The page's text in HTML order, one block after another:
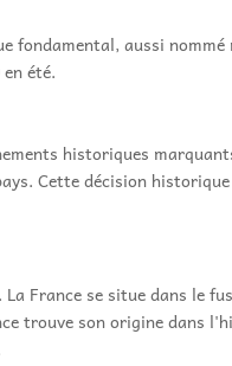
fondamental, aussi
été.
historiques
Cette décision
France se situe dans le
trouve son origine dans